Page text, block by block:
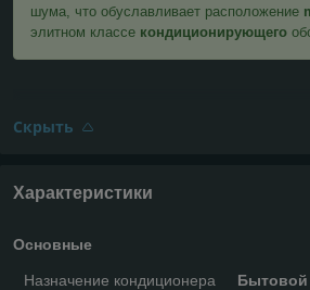
шума, что обуславливает расположение
элитном классе кондиционирующего
Скрыть
Характеристики
Основные
Назначение кондиционера
Бытовой